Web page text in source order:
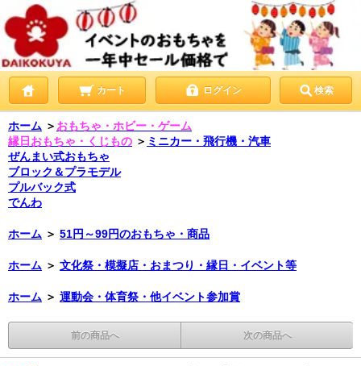
カート ログイン 検索
ホーム ＞ おもちゃ・ホビー・ゲーム
縁日おもちゃ・くじもの ＞ ミニカー・飛行機・汽車
ぜんまい式おもちゃ
ブロック＆プラモデル
プルバック式
でんわ
ホーム ＞ 51円～99円のおもちゃ・商品
ホーム ＞ 文化祭・模擬店・おまつり・縁日・イベント等
ホーム ＞ 運動会・体育祭・他イベント参加賞
前の商品へ 次の商品へ